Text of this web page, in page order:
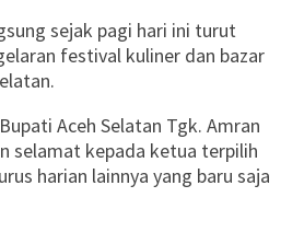
sejak pagi hari ini turut
festival kuliner dan bazar
Aceh Selatan Tgk. Amran
selamat kepada ketua terpilih
harian lainnya yang baru saja